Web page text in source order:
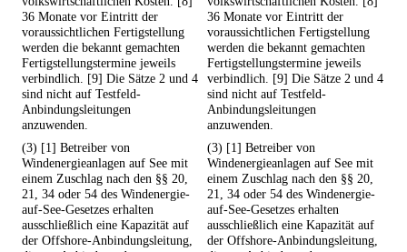
36 Monate vor Eintritt der
voraussichtlichen Fertigstellung
werden die bekannt gemachten
Fertigstellungstermine jeweils
verbindlich. [9] Die Sätze 2 und 4
sind nicht auf Testfeld-
Anbindungsleitungen
anzuwenden.
36 Monate vor Eintritt der
voraussichtlichen Fertigstellung
werden die bekannt gemachten
Fertigstellungstermine jeweils
verbindlich. [9] Die Sätze 2 und 4
sind nicht auf Testfeld-
Anbindungsleitungen
anzuwenden.
(3) [1] Betreiber von
Windenergieanlagen auf See mit
einem Zuschlag nach den §§ 20,
21, 34 oder 54 des Windenergie-
auf-See-Gesetzes erhalten
ausschließlich eine Kapazität auf
der Offshore-Anbindungsleitung,
(3) [1] Betreiber von
Windenergieanlagen auf See mit
einem Zuschlag nach den §§ 20,
21, 34 oder 54 des Windenergie-
auf-See-Gesetzes erhalten
ausschließlich eine Kapazität auf
der Offshore-Anbindungsleitung,